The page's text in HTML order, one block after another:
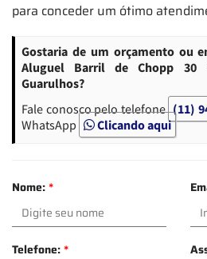
para conceder um ótimo
Gostaria de um orçamento ou
Aluguel Barril de Chopp 30
Guarulhos?
Fale conosco pelo telefone (11)
WhatsApp
Clicando aqui
Nome:*
Telefone:*